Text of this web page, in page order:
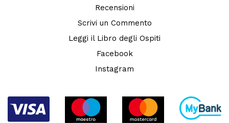
Recensioni
Scrivi un Commento
Leggi il Libro degli Ospiti
Facebook
Instagram